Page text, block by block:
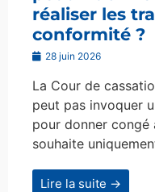
réaliser les
conformité ?
28 juin 2026
La Cour de
peut pas invoquer
pour donner congé
souhaite
Lire la suite →